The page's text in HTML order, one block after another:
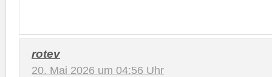
rotev
20. Mai 2026 um 04:56 Uhr